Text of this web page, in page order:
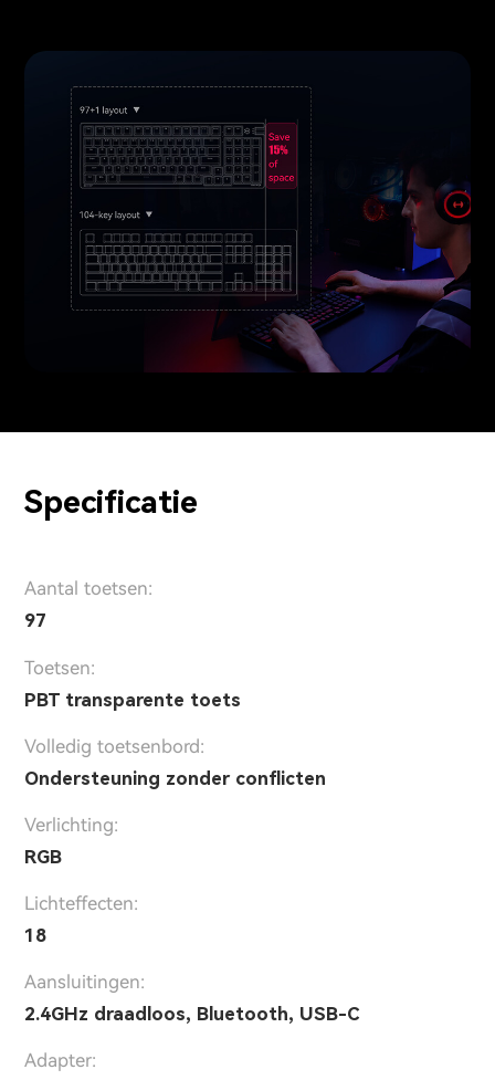
Specificatie
Aantal toetsen:
97
Toetsen:
PBT transparente toets
Volledig toetsenbord:
Ondersteuning zonder conflicten
Verlichting:
RGB
Lichteffecten:
18
Aansluitingen:
2.4GHz draadloos, Bluetooth, USB-C
Adapter: